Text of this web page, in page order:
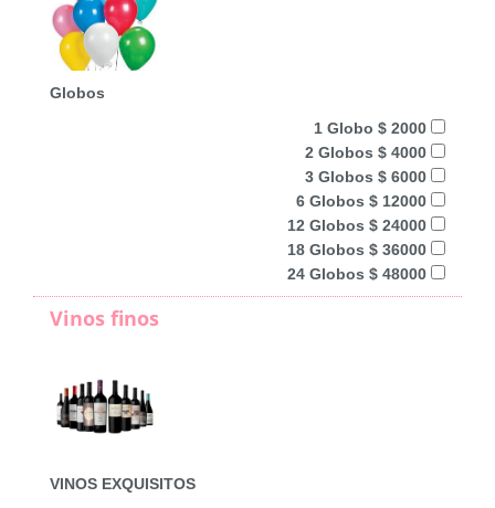
Globos
1 Globo $ 2000
2 Globos $ 4000
3 Globos $ 6000
6 Globos $ 12000
12 Globos $ 24000
18 Globos $ 36000
24 Globos $ 48000
Vinos finos
VINOS EXQUISITOS